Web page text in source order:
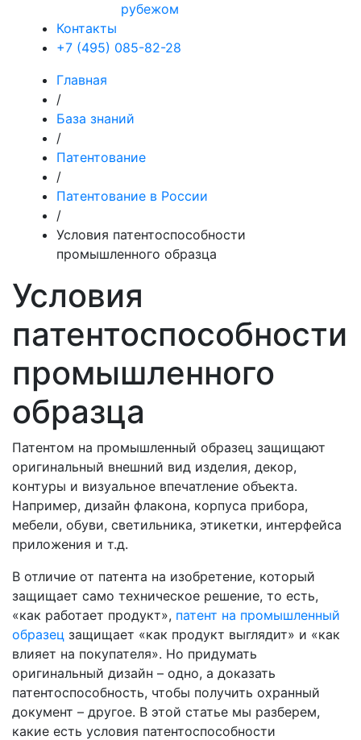
рубежом
Контакты
+7 (495) 085-82-28
Главная
/
База знаний
/
Патентование
/
Патентование в России
/
Условия патентоспособности
промышленного образца
Условия
патентоспособности
промышленного
образца
Патентом на промышленный образец защищают
оригинальный внешний вид изделия, декор,
контуры и визуальное впечатление объекта.
Например, дизайн флакона, корпуса прибора,
мебели, обуви, светильника, этикетки, интерфейса
приложения и т.д.
В отличие от патента на изобретение, который
защищает само техническое решение, то есть,
«как работает продукт», патент на промышленный
образец защищает «как продукт выглядит» и «как
влияет на покупателя». Но придумать
оригинальный дизайн – одно, а доказать
патентоспособность, чтобы получить охранный
документ – другое. В этой статье мы разберем,
какие есть условия патентоспособности